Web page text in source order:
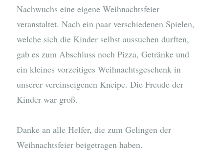
Nachwuchs eine eigene Weihnachtsfeier
veranstaltet. Nach ein paar verschiedenen Spielen,
welche sich die Kinder selbst aussuchen durften,
gab es zum Abschluss noch Pizza, Getränke und
ein kleines vorzeitiges Weihnachtsgeschenk in
unserer vereinseigenen Kneipe. Die Freude der
Kinder war groß.
Danke an alle Helfer, die zum Gelingen der
Weihnachtsfeier beigetragen haben.